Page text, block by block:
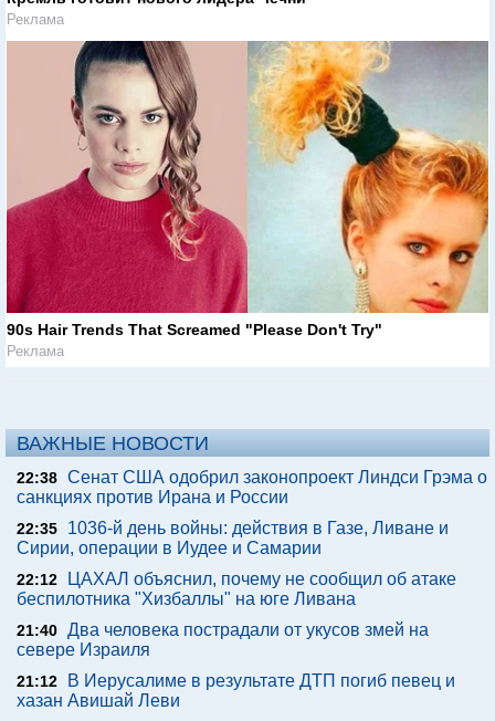
Реклама
90s Hair Trends That Screamed "Please Don't Try"
Реклама
ВАЖНЫЕ НОВОСТИ
22:38 Сенат США одобрил законопроект Линдси Грэма о
санкциях против Ирана и России
22:35
1036-й день войны: действия в Газе, Ливане и
Сирии, операции в Иудее и Самарии
22:12
ЦАХАЛ объяснил, почему не сообщил об атаке
беспилотника "Хизбаллы" на юге Ливана
21:40 Два человека пострадали от укусов змей на
севере Израиля
21:12
В Иерусалиме в результате ДТП погиб певец и
хазан Авишай Леви